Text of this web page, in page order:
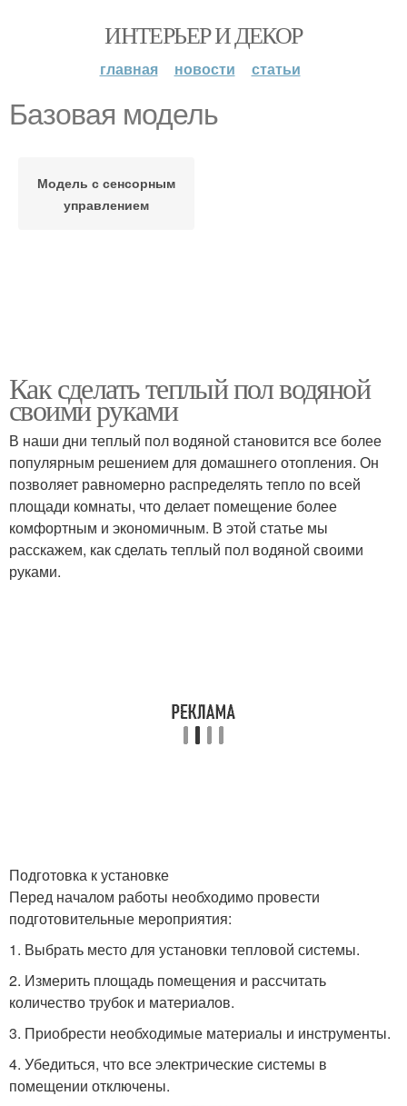
ИНТЕРЬЕР И ДЕКОР
главная новости статьи
Базовая модель
Модель с сенсорным
управлением
Как сделать теплый пол водяной
своими руками
В наши дни теплый пол водяной становится все более
популярным решением для домашнего отопления. Он
позволяет равномерно распределять тепло по всей
площади комнаты, что делает помещение более
комфортным и экономичным. В этой статье мы
расскажем, как сделать теплый пол водяной своими
руками.
Подготовка к установке
Перед началом работы необходимо провести
подготовительные мероприятия:
1. Выбрать место для установки тепловой системы.
2. Измерить площадь помещения и рассчитать
количество трубок и материалов.
3. Приобрести необходимые материалы и инструменты.
4. Убедиться, что все электрические системы в
помещении отключены.